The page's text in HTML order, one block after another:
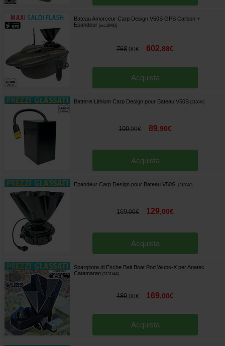
Bateau Amorceur Carp Design V50S GPS Carbon +
Epandeur [esc18492]
768,00€ 602,88€
Acquista
Batterie Lithium Carp Design pour Bateau V50S 213049]
109,00€ 89,90€
Acquista
Epandeur Carp Design pour Bateau V50S 213048]
169,00€ 129,00€
Acquista
Spargitore di Esche Bait Boat Pod Wubs-X per Anatec
Catamaran
213114A]
189,00€ 169,00€
Acquista